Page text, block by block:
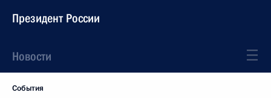
Президент России
Новости
События